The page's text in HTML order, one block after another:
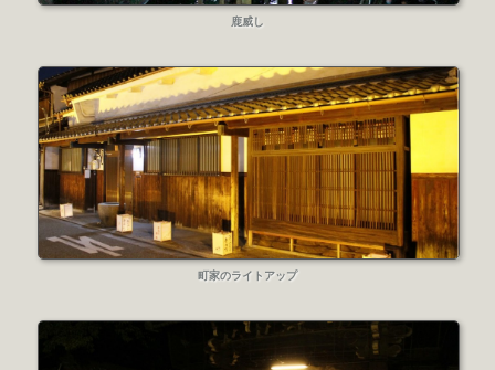
鹿威し
町家のライトアップ